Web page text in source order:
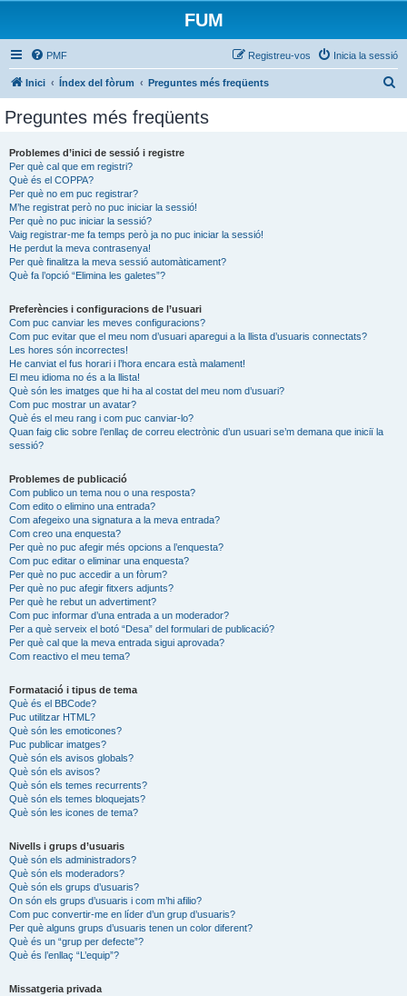
FUM
PMF Inicia la sessió
Registreu-vos
Inici Índex del fòrum Preguntes més freqüents
Preguntes més freqüents
Problemes d’inici de sessió i registre
Per què cal que em registri?
Què és el COPPA?
Per què no em puc registrar?
M’he registrat però no puc iniciar la sessió!
Per què no puc iniciar la sessió?
Vaig registrar-me fa temps però ja no puc iniciar la sessió!
He perdut la meva contrasenya!
Per què finalitza la meva sessió automàticament?
Què fa l’opció “Elimina les galetes”?
Preferències i configuracions de l’usuari
Com puc canviar les meves configuracions?
Com puc evitar que el meu nom d’usuari aparegui a la llista d’usuaris connectats?
Les hores són incorrectes!
He canviat el fus horari i l’hora encara està malament!
El meu idioma no és a la llista!
Què són les imatges que hi ha al costat del meu nom d’usuari?
Com puc mostrar un avatar?
Què és el meu rang i com puc canviar-lo?
Quan faig clic sobre l’enllaç de correu electrònic d’un usuari se’m demana que iniciï la
sessió?
Problemes de publicació
Com publico un tema nou o una resposta?
Com edito o elimino una entrada?
Com afegeixo una signatura a la meva entrada?
Com creo una enquesta?
Per què no puc afegir més opcions a l’enquesta?
Com puc editar o eliminar una enquesta?
Per què no puc accedir a un fòrum?
Per què no puc afegir fitxers adjunts?
Per què he rebut un advertiment?
Com puc informar d’una entrada a un moderador?
Per a què serveix el botó “Desa” del formulari de publicació?
Per què cal que la meva entrada sigui aprovada?
Com reactivo el meu tema?
Formatació i tipus de tema
Què és el BBCode?
Puc utilitzar HTML?
Què són les emoticones?
Puc publicar imatges?
Què són els avisos globals?
Què són els avisos?
Què són els temes recurrents?
Què són els temes bloquejats?
Què són les icones de tema?
Nivells i grups d’usuaris
Què són els administradors?
Què són els moderadors?
Què són els grups d’usuaris?
On són els grups d’usuaris i com m’hi afilio?
Com puc convertir-me en líder d’un grup d’usuaris?
Per què alguns grups d’usuaris tenen un color diferent?
Què és un “grup per defecte”?
Què és l’enllaç “L’equip”?
Missatgeria privada